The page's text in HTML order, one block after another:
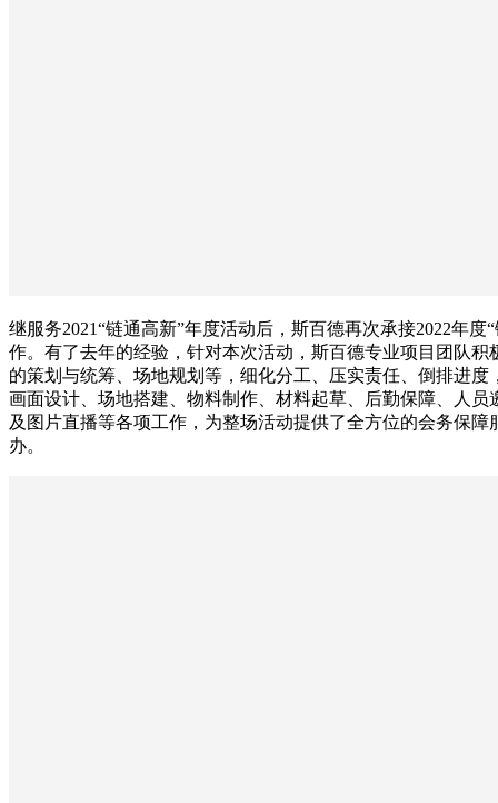
继服务2021“链通高新”年度活动后，斯百德再次承接2022年度
作。有了去年的经验，针对本次活动，斯百德专业项目团队积
的策划与统筹、场地规划等，细化分工、压实责任、倒排进度
画面设计、场地搭建、物料制作、材料起草、后勤保障、人员
及图片直播等各项工作，为整场活动提供了全方位的会务保障
办。